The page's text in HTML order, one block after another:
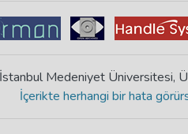
İstanbul Medeniyet Üniversitesi,
İçerikte herhangi bir hata